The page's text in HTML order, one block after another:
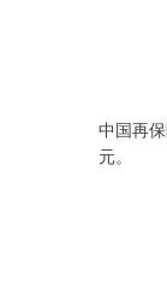
中国再
元。